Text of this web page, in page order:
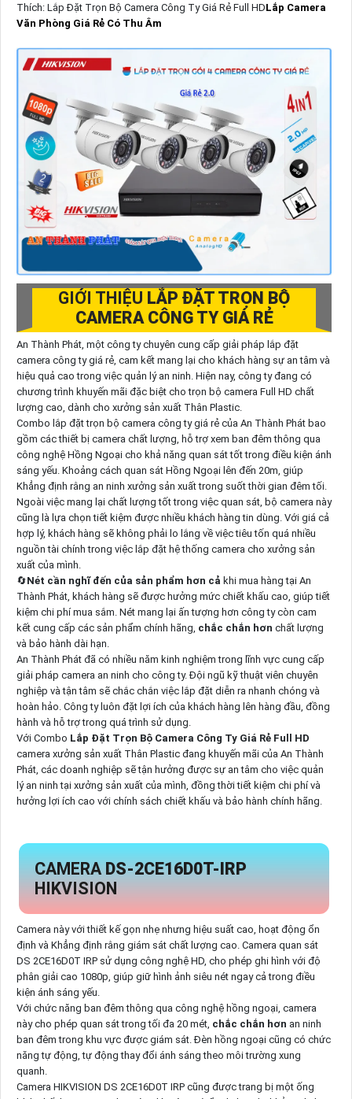
Thích: Lắp Đặt Trọn Bộ Camera Công Ty Giá Rẻ Full HDLắp Camera
Văn Phòng Giá Rẻ Có Thu Âm
GIỚI THIỆU LẮP ĐẶT TRỌN BỘ
CAMERA CÔNG TY GIÁ RẺ
An Thành Phát, một công ty chuyên cung cấp giải pháp lắp đặt
camera công ty giá rẻ, cam kết mang lại cho khách hàng sự an tâm và
hiệu quả cao trong việc quản lý an ninh. Hiện nay, công ty đang có
chương trình khuyến mãi đặc biệt cho trọn bộ camera Full HD chất
lượng cao, dành cho xưởng sản xuất Thân Plastic.
Combo lắp đặt trọn bộ camera công ty giá rẻ của An Thành Phát bao
gồm các thiết bị camera chất lượng, hỗ trợ xem ban đêm thông qua
công nghệ Hồng Ngoại cho khả năng quan sát tốt trong điều kiện ánh
sáng yếu. Khoảng cách quan sát Hồng Ngoại lên đến 20m, giúp
Khẳng định rằng an ninh xưởng sản xuất trong suốt thời gian đêm tối.
Ngoài việc mang lại chất lượng tốt trong việc quan sát, bộ camera này
cũng là lựa chọn tiết kiệm được nhiều khách hàng tin dùng. Với giá cả
hợp lý, khách hàng sẽ không phải lo lắng về việc tiêu tốn quá nhiều
nguồn tài chính trong việc lắp đặt hệ thống camera cho xưởng sản
xuất của mình.
🔄Nét cần nghĩ đến của sản phẩm hơn cả khi mua hàng tại An
Thành Phát, khách hàng sẽ được hưởng mức chiết khấu cao, giúp tiết
kiệm chi phí mua sắm. Nét mang lại ấn tượng hơn công ty còn cam
kết cung cấp các sản phẩm chính hãng, chắc chắn hơn chất lượng
và bảo hành dài hạn.
An Thành Phát đã có nhiều năm kinh nghiệm trong lĩnh vực cung cấp
giải pháp camera an ninh cho công ty. Đội ngũ kỹ thuật viên chuyên
nghiệp và tận tâm sẽ chắc chắn việc lắp đặt diễn ra nhanh chóng và
hoàn hảo. Công ty luôn đặt lợi ích của khách hàng lên hàng đầu, đồng
hành và hỗ trợ trong quá trình sử dụng.
Với Combo Lắp Đặt Trọn Bộ Camera Công Ty Giá Rẻ Full HD
camera xưởng sản xuất Thân Plastic đang khuyến mãi của An Thành
Phát, các doanh nghiệp sẽ tận hưởng được sự an tâm cho việc quản
lý an ninh tại xưởng sản xuất của mình, đồng thời tiết kiệm chi phí và
hưởng lợi ích cao với chính sách chiết khấu và bảo hành chính hãng.
CAMERADS-2CE16D0T-IRP
HIKVISION
Camera này với thiết kế gọn nhẹ nhưng hiệu suất cao, hoạt động ổn
định và Khẳng định rằng giám sát chất lượng cao. Camera quan sát
DS 2CE16D0T IRP sử dụng công nghệ HD, cho phép ghi hình với độ
phân giải cao 1080p, giúp giữ hình ảnh siêu nét ngay cả trong điều
kiện ánh sáng yếu.
Với chức năng ban đêm thông qua công nghệ hồng ngoại, camera
này cho phép quan sát trong tối đa 20 mét, chắc chắn hơn an ninh
ban đêm trong khu vực được giám sát. Đèn hồng ngoại cũng có chức
năng tự động, tự động thay đổi ánh sáng theo môi trường xung
quanh.
Camera HIKVISION DS 2CE16D0T IRP cũng được trang bị một ống